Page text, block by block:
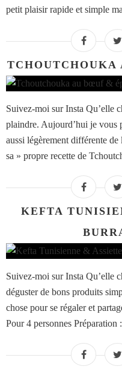
petit plaisir rapide et simple
Suivez-moi sur Insta Qu’elle
plaindre. Aujourd’hui je vous
aussi légèrement différente
sa » propre recette de
KEFTA
Suivez-moi sur Insta Qu’elle
déguster de bons produits
chose pour se régaler et
Pour 4 personnes